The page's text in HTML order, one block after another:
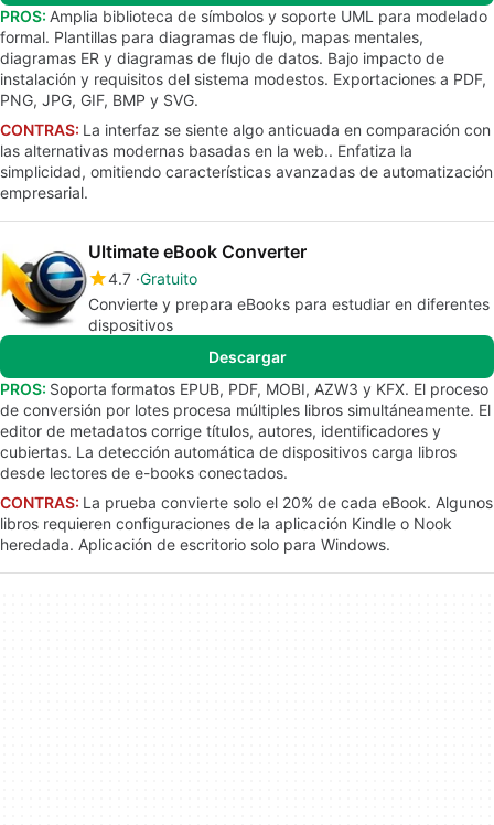
PROS: Amplia biblioteca de símbolos y soporte UML para modelado
formal. Plantillas para diagramas de flujo, mapas mentales,
diagramas ER y diagramas de flujo de datos. Bajo impacto de
instalación y requisitos del sistema modestos. Exportaciones a PDF,
PNG, JPG, GIF, BMP y SVG.
CONTRAS: La interfaz se siente algo anticuada en comparación con
las alternativas modernas basadas en la web.. Enfatiza la
simplicidad, omitiendo características avanzadas de automatización
empresarial.
Ultimate eBook Converter
4.7 Gratuito
Convierte y prepara eBooks para estudiar en diferentes
dispositivos
Descargar
PROS: Soporta formatos EPUB, PDF, MOBI, AZW3 y KFX. El proceso
de conversión por lotes procesa múltiples libros simultáneamente. El
editor de metadatos corrige títulos, autores, identificadores y
cubiertas. La detección automática de dispositivos carga libros
desde lectores de e-books conectados.
CONTRAS: La prueba convierte solo el 20% de cada eBook. Algunos
libros requieren configuraciones de la aplicación Kindle o Nook
heredada. Aplicación de escritorio solo para Windows.